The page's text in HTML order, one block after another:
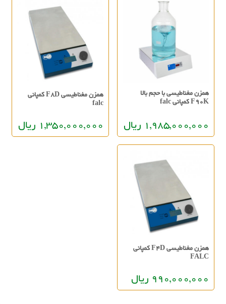
همزن مغناطیسی با حجم بالا
F90K کمپانی falc
1,985,000,000 ریال
همزن مغناطیسی F8D کمپانی
falc
1,350,000,000 ریال
همزن مغناطیسی F4D کمپانی
FALC
990,000,000 ریال